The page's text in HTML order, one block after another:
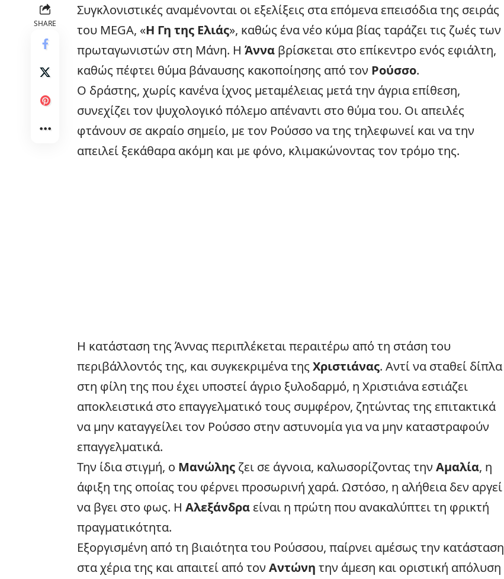
SHARE
Συγκλονιστικές αναμένονται οι εξελίξεις στα επόμενα επεισόδια της σειράς
του MEGA, «Η Γη της Ελιάς», καθώς ένα νέο κύμα βίας ταράζει τις ζωές των
πρωταγωνιστών στη Μάνη. Η Άννα βρίσκεται στο επίκεντρο ενός εφιάλτη,
καθώς πέφτει θύμα βάναυσης κακοποίησης από τον Ρούσσο.
Ο δράστης, χωρίς κανένα ίχνος μεταμέλειας μετά την άγρια επίθεση,
συνεχίζει τον ψυχολογικό πόλεμο απέναντι στο θύμα του. Οι απειλές
φτάνουν σε ακραίο σημείο, με τον Ρούσσο να της τηλεφωνεί και να την
απειλεί ξεκάθαρα ακόμη και με φόνο, κλιμακώνοντας τον τρόμο της.
Η κατάσταση της Άννας περιπλέκεται περαιτέρω από τη στάση του
περιβάλλοντός της, και συγκεκριμένα της Χριστιάνας. Αντί να σταθεί δίπλα
στη φίλη της που έχει υποστεί άγριο ξυλοδαρμό, η Χριστιάνα εστιάζει
αποκλειστικά στο επαγγελματικό τους συμφέρον, ζητώντας της επιτακτικά
να μην καταγγείλει τον Ρούσσο στην αστυνομία για να μην καταστραφούν
επαγγελματικά.
Την ίδια στιγμή, ο Μανώλης ζει σε άγνοια, καλωσορίζοντας την Αμαλία, η
άφιξη της οποίας του φέρνει προσωρινή χαρά. Ωστόσο, η αλήθεια δεν αργεί
να βγει στο φως. Η Αλεξάνδρα είναι η πρώτη που ανακαλύπτει τη φρικτή
πραγματικότητα.
Εξοργισμένη από τη βιαιότητα του Ρούσσου, παίρνει αμέσως την κατάσταση
στα χέρια της και απαιτεί από τον Αντώνη την άμεση και οριστική απόλυση